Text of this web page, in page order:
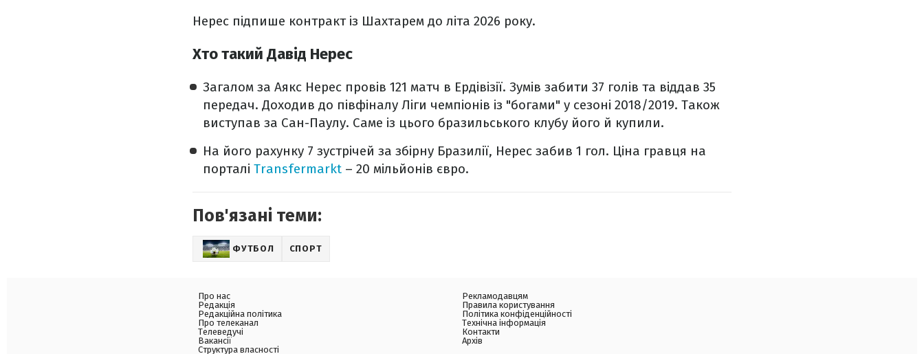
Нерес підпише контракт із Шахтарем до літа 2026 року.
Хто такий Давід Нерес
Загалом за Аякс Нерес провів 121 матч в Ердівізії. Зумів забити 37 голів та віддав 35
передач. Доходив до півфіналу Ліги чемпіонів із "богами" у сезоні 2018/2019. Також
виступав за Сан-Паулу. Саме із цього бразильського клубу його й купили.
На його рахунку 7 зустрічей за збірну Бразилії, Нерес забив 1 гол. Ціна гравця на
порталі Transfermarkt – 20 мільйонів євро.
Пов'язані теми:
ФУТБОЛ СПОРТ
Про нас
Редакція
Редакційна політика
Про телеканал
Телеведучі
Вакансії
Структура власності
Рекламодавцям
Правила користування
Політика конфіденційності
Технічна інформація
Контакти
Архів